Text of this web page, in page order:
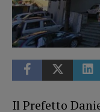
Il Prefetto